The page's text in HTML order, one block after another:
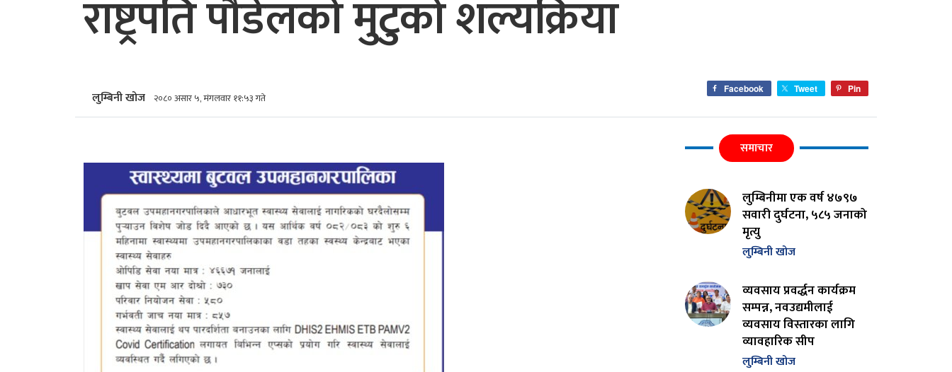
राष्ट्रपति पौडेलको मुटुको शल्यक्रिया
लुम्बिनी खोज २०८० असार ५, मंगलवार ११:५३ गते
Facebook Tweet Pin
समाचार
लुम्बिनीमा एक वर्ष ४७९७
सवारी दुर्घटना, ५८५ जनाको
मृत्यु
लुम्बिनी खोज
व्यवसाय प्रवर्द्धन कार्यक्रम
सम्पन्न, नवउद्यमीलाई
व्यवसाय विस्तारका लागि
व्यावहारिक सीप
लुम्बिनी खोज